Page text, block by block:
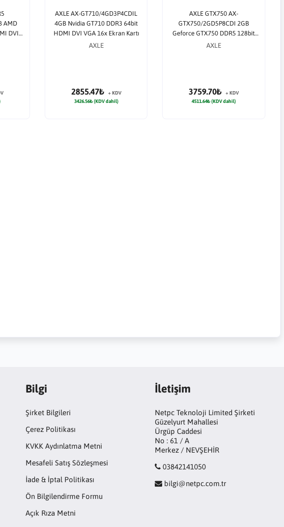
AMD
DVI
AXLE AX-GT710/4GD3P4CDIL
4GB Nvidia GT710 DDR3 64bit
HDMI DVI VGA 16x Ekran Kartı
AXLE
2855.47₺
+ KDV
3426.56₺ (KDV dahil)
AXLE GTX750 AX-
GTX750/2GD5P8CDI 2GB
Geforce GTX750 DDR5 128bit
HDMI DVI VGA 16x Ekran Kartı
AXLE
3759.70₺
+ KDV
4511.64₺ (KDV dahil)
Bilgi
Şirket Bilgileri
Çerez Politikası
KVKK Aydınlatma Metni
Mesafeli Satış Sözleşmesi
İade & İptal Politikası
Ön Bilgilendirme Formu
Açık Rıza Metni
İletişim
Netpc Teknoloji Limited Şirketi
Güzelyurt Mahallesi
Ürgüp Caddesi
No : 61 / A
Merkez / NEVŞEHİR
03842141050
bilgi@netpc.com.tr